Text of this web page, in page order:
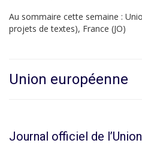
Au sommaire cette semaine :
projets de textes), France (JO)
Union européenne
Journal officiel de